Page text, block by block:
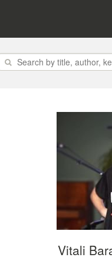
Vitali